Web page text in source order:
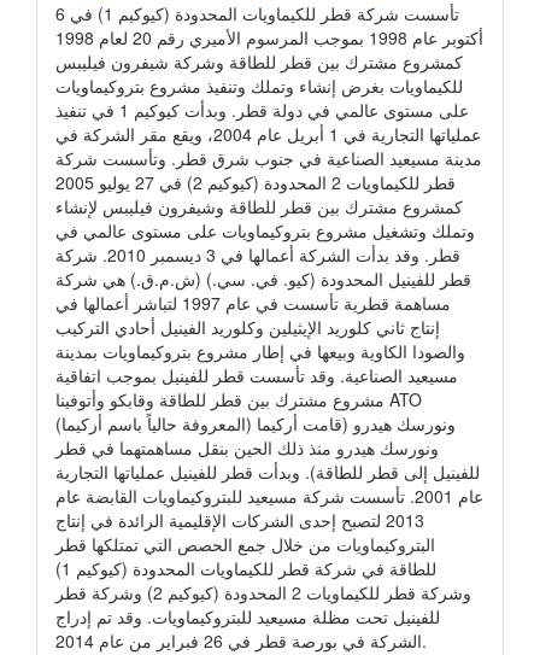
تأسست شركة قطر للكيماويات المحدودة (كيوكيم 1) في 6
أكتوبر عام 1998 بموجب المرسوم الأميري رقم 20 لعام 1998
كمشروع مشترك بين قطر للطاقة وشركة شيفرون فيليبس
للكيماويات بغرض إنشاء وتملك وتنفيذ مشروع بتروكيماويات
على مستوى عالمي في دولة قطر. وبدأت كيوكيم 1 في تنفيذ
عملياتها التجارية في 1 أبريل عام 2004، ويقع مقر الشركة في
مدينة مسيعيد الصناعية في جنوب شرق قطر. وتأسست شركة
قطر للكيماويات 2 المحدودة (كيوكيم 2) في 27 يوليو 2005
كمشروع مشترك بين قطر للطاقة وشيفرون فيليبس لإنشاء
وتملك وتشغيل مشروع بتروكيماويات على مستوى عالمي في
قطر. وقد بدأت الشركة أعمالها في 3 ديسمبر 2010. شركة
قطر للفينيل المحدودة (كيو. في. سي.) (ش.م.ق.) هي شركة
مساهمة قطرية تأسست في عام 1997 لتباشر أعمالها في
إنتاج ثاني كلوريد الإيثيلين وكلوريد الفينيل أحادي التركيب
والصودا الكاوية وبيعها في إطار مشروع بتروكيماويات بمدينة
مسيعيد الصناعية. وقد تأسست قطر للفينيل بموجب اتفاقية
مشروع مشترك بين قطر للطاقة وقابكو وأتوفينا ATO
(المعروفة حالياً باسم أركيما) ونورسك هيدرو (قامت أركيما
ونورسك هيدرو منذ ذلك الحين بنقل مساهمتهما في قطر
للفينيل إلى قطر للطاقة). وبدأت قطر للفينيل عملياتها التجارية
عام 2001. تأسست شركة مسيعيد للبتروكيماويات القابضة عام
2013 لتصبح إحدى الشركات الإقليمية الرائدة في إنتاج
البتروكيماويات من خلال جمع الحصص التي تمتلكها قطر
للطاقة في شركة قطر للكيماويات المحدودة (كيوكيم 1)
وشركة قطر للكيماويات 2 المحدودة (كيوكيم 2) وشركة قطر
للفينيل تحت مظلة مسيعيد للبتروكيماويات. وقد تم إدراج
الشركة في بورصة قطر في 26 فبراير من عام 2014.